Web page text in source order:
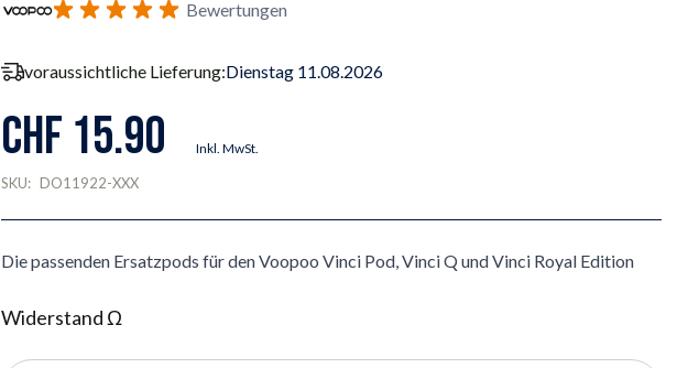
Bewertungen
voraussichtliche Lieferung:Dienstag 11.08.2026
CHF 15.90 Inkl. MwSt.
SKU: DO11922-XXX
Die passenden Ersatzpods für den Voopoo Vinci Pod, Vinci Q und Vinci Royal Edition
Widerstand Ω